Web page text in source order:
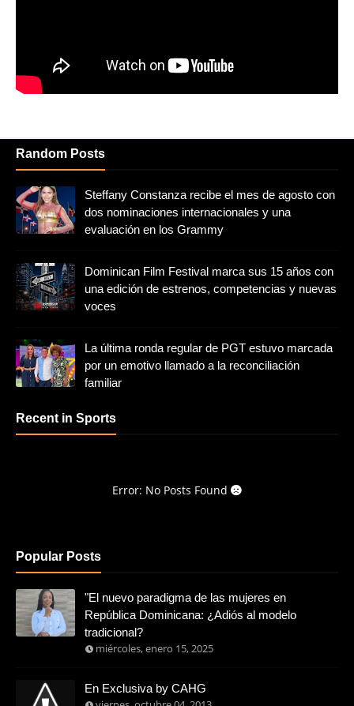
Random Posts
Steffany Constanza recibe el mes de agosto con
dos nominaciones internacionales y una
evaluación en los Grammy
Dominican Film Festival marca sus 15 años con
una edición de estrenos, competencias y nuevas
voces
La última ronda regular de PGT estuvo marcada
por un emotivo llamado a la reconciliación
familiar
Recent in Sports
Error: No Posts Found
Popular Posts
"El nuevo paradigma de las mujeres en
República Dominicana: ¿Adiós al modelo
tradicional?
miércoles, enero 15, 2025
En Exclusiva by CAHG